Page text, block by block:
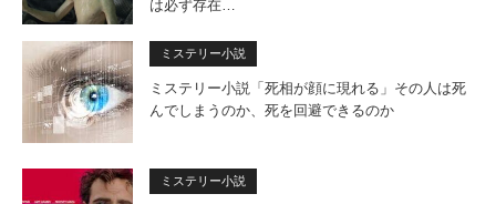
は必ず存在…
ミステリー小説
ミステリー小説「死相が顔に現れる」その人は死
んでしまうのか、死を回避できるのか
ミステリー小説